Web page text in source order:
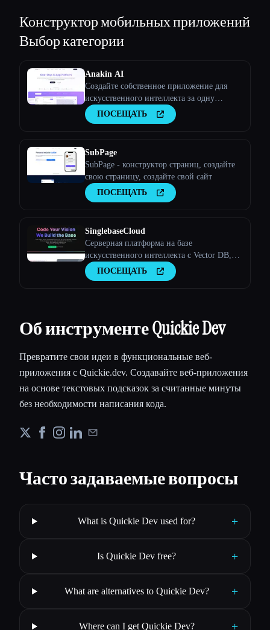
Конструктор мобильных приложений
Выбор категории
Anakin AI
Создайте собственное приложение для
искусственного интеллекта за одну
минуту. Раскройте возможности
искусственного интеллекта для своего
требующий написания кода, позволяет
создавать уника
ПОСЕЩАТЬ
SubPage
SubPage - конструктор страниц, создайте
свою страницу, создайте свой сайт
ПОСЕЩАТЬ
SinglebaseCloud
Серверная платформа на базе
искусственного интеллекта с Vector DB,
Document DB, Auth и другими функциями
для ускорения разработки приложений.
ПОСЕЩАТЬ
Об инструменте Quickie Dev
Превратите свои идеи в функциональные веб-
приложения с Quickie.dev. Создавайте веб-приложения
на основе текстовых подсказок за считанные минуты
без необходимости написания кода.
Часто задаваемые вопросы
What is Quickie Dev used for? +
Is Quickie Dev free? +
What are alternatives to Quickie Dev? +
Where can I get Quickie Dev? +